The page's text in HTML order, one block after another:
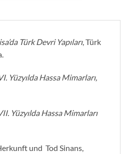
Türk Devri Yapıları, Türk
Yüzyılda Hassa Mimarları,
Yüzyılda Hassa Mimarları
und Tod Sinans,